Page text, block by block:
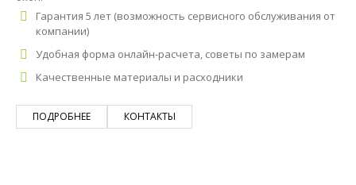
Гарантия 5 лет (возможность сервисного обслуживания от
компании)
Удобная форма онлайн-расчета, советы по замерам
Качественные материалы и расходники
ПОДРОБНЕЕ КОНТАКТЫ